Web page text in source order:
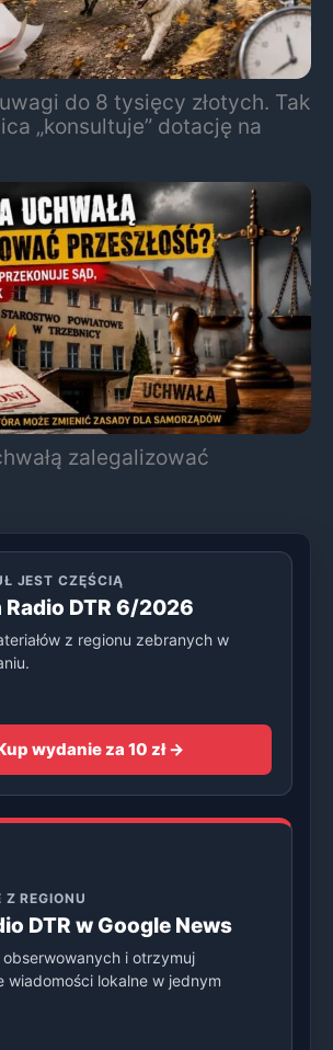
do 8 tysięcy złotych. Tak
„konsultuje” dotację na
zalegalizować
JEST CZĘŚCIĄ
Radio DTR 6/2026
z regionu zebranych w
wydanie za 10 zł →
REGIONU
DTR w Google News
obserwowanych i otrzymuj
wiadomości lokalne w jednym